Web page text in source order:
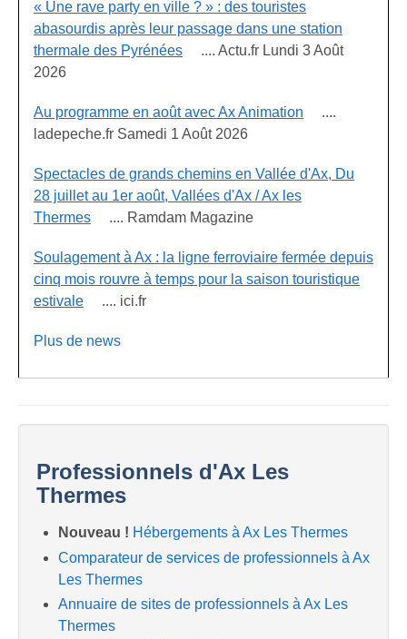
« Une rave party en ville ? » : des touristes
abasourdis après leur passage dans une station
thermale des Pyrénées .... Actu.fr Lundi 3 Août
2026
Au programme en août avec Ax Animation ....
ladepeche.fr Samedi 1 Août 2026
Spectacles de grands chemins en Vallée d'Ax, Du
28 juillet au 1er août, Vallées d'Ax / Ax les
Thermes .... Ramdam Magazine
Soulagement à Ax : la ligne ferroviaire fermée depuis
cinq mois rouvre à temps pour la saison touristique
estivale .... ici.fr
Plus de news
Professionnels d'Ax Les
Thermes
Nouveau ! Hébergements à Ax Les Thermes
Comparateur de services de professionnels à Ax
Les Thermes
Annuaire de sites de professionnels à Ax Les
Thermes